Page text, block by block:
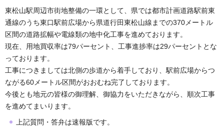
東松山駅周辺市街地整備の一環として、県では都市計画道路駅前東
通線のうち東口駅前広場から県道行田東松山線までの370メートル
区間の道路拡幅や電線類の地中化工事を進めております。
現在、用地買収率は79パーセント、工事進捗率は29パーセントとな
っております。
工事につきましては北側の歩道から着手しており、駅前広場からつ
ながる60メートル区間がおおむね完了しております。
今後とも地元の皆様の御理解、御協力をいただきながら、順次工事
を進めてまいります。
上記質問・答弁は速報版です。